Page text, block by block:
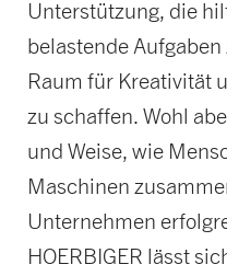
Unterstützung, die
belastende
Raum für Kreativität
zu schaffen. Wohl
und Weise, wie
Maschinen
Unternehmen
HOERBIGER lässt